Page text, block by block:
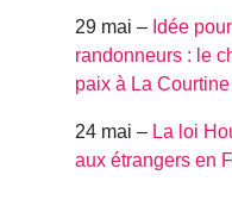
29 mai – Idée pour
randonneurs : le
paix à La
24 mai – La loi
aux étrangers en